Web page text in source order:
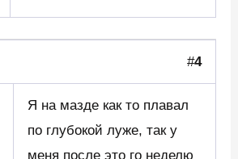
#4
Я на мазде как то плавал
по глубокой луже, так у
меня после это го неделю